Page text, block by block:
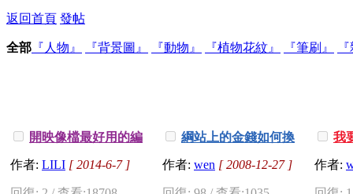
返回首頁 發帖
全部 『人物』 『背景圖』 『動物』 『植物花紋』 『筆刷』
開映像檔最好用的編
作者: LILI [ 2014-6-7 ]
綱站上的金錢如何換
作者: wen [ 2008-12-27 ]
我
作者: